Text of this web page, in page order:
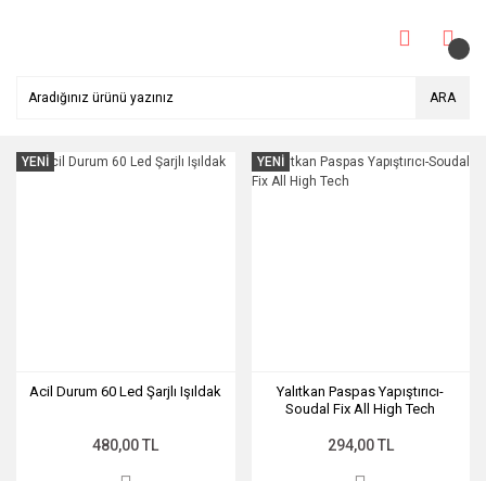
ARA
YENİ
Acil Durum 60 Led Şarjlı Işıldak
480,00 TL
YENİ
Yalıtkan Paspas Yapıştırıcı-
Soudal Fix All High Tech
294,00 TL